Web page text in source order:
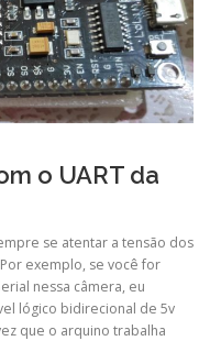
o UART da
se atentar a tensão dos
exemplo, se você for
nessa câmera, eu
lógico bidirecional de 5v
que o arquino trabalha